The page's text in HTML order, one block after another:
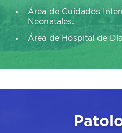
Área de Cuidados
Neonatales.
Área de Hospital de